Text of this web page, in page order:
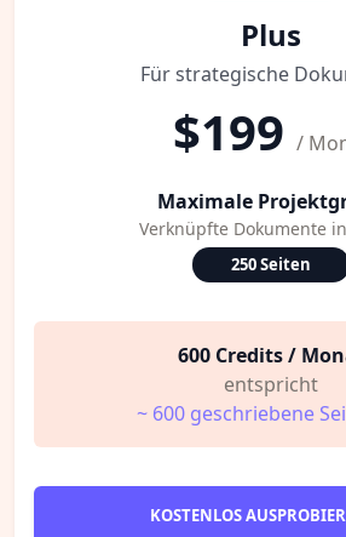
Plus
Für strategische
$199 /
Maximale
Verknüpfte Dokumente
250 Seiten
600 Credits /
entspricht
~ 600 geschriebene
KOSTENLOS